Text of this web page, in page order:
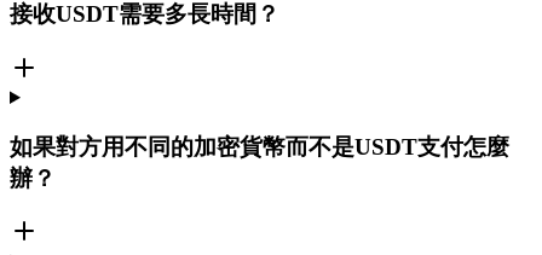
接收USDT需要多長時間？
如果對方用不同的加密貨幣而不是USDT支付怎麼
辦？